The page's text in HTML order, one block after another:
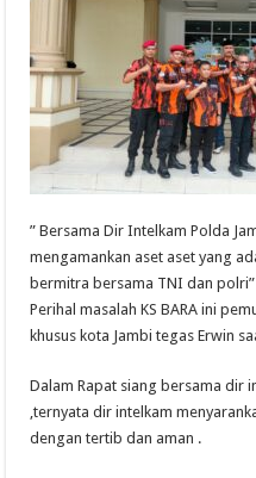
” Bersama Dir Intelkam Polda
mengamankan aset aset yang
bermitra bersama TNI dan polri”
Perihal masalah KS BARA ini
khusus kota Jambi tegas Erwin
Dalam Rapat siang bersama dir
,ternyata dir intelkam
dengan tertib dan aman .